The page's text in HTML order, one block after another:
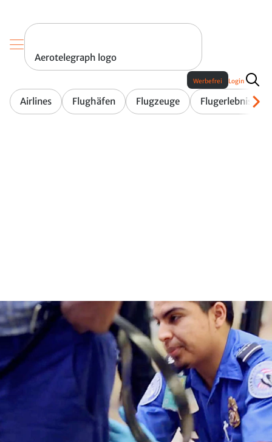
Aerotelegraph logo
Airlines Flughäfen Flugzeuge Flugerlebnis
Werbefrei Login